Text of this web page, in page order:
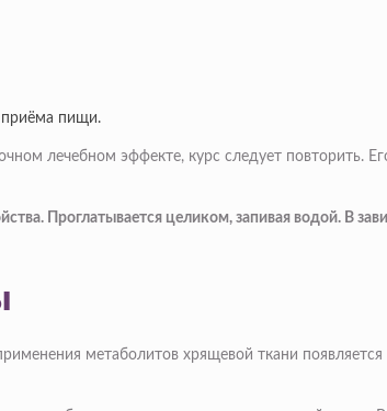
приёма пищи.
лечебном эффекте, курс следует повторить.
Проглатывается целиком, запивая водой. В
метаболитов хрящевой ткани